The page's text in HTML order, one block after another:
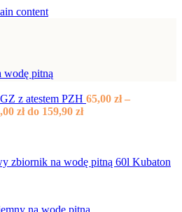
content
wodę pitną
z atestem PZH 65,00 zł –
zł do 159,90 zł
zbiornik na wodę pitną 60l Kubaton